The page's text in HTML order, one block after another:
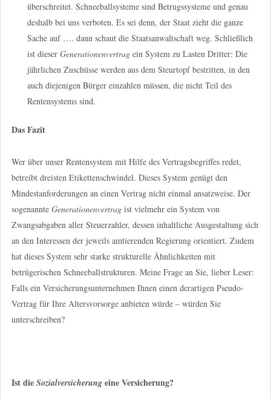
überschreitet. Schneeballsysteme sind Betrugssysteme und genau
deshalb bei uns verboten. Es sei denn, der Staat zieht die ganze
Sache auf …. dann schaut die Staatsanwaltschaft weg. Schließlich
ist dieser Generationenvertragein System zu Lasten Dritter: Die
jährlichen Zuschüsse werden aus dem Steurtopf bestritten, in den
auch diejenigen Bürger einzahlen müssen, die nicht Teil des
Rentensystems sind.
Das Fazit
Wer über unser Rentensystem mit Hilfe des Vertragsbegriffes redet,
betreibt dreisten Etikettenschwindel. Dieses System genügt den
Mindestanforderungen an einen Vertrag nicht einmal ansatzweise. Der
sogenannte Generationenvertragist vielmehr ein System von
Zwangsabgaben aller Steuerzahler, dessen inhaltliche Ausgestaltung sich
an den Interessen der jeweils amtierenden Regierung orientiert. Zudem
hat dieses System sehr starke strukturelle Ähnlichkeiten mit
betrügerischen Schneeballstrukturen. Meine Frage an Sie, lieber Leser:
Falls ein Versicherungsunternehmen Ihnen einen derartigen Pseudo-
Vertrag für Ihre Altersvorsorge anbieten würde – würden Sie
unterschreiben?
Ist die Sozialversicherungeine Versicherung?